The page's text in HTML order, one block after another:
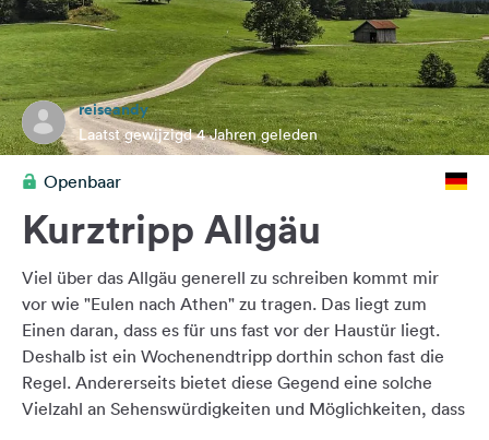
Registreren
Inloggen
Nieuwsbrief
Feedback
Taal:
Nederlands
ons
op
social
media
reiseandy
Laatst gewijzigd 4 Jahren geleden
Openbaar
Kurztripp Allgäu
Viel über das Allgäu generell zu schreiben kommt mir
vor wie "Eulen nach Athen" zu tragen. Das liegt zum
Einen daran, dass es für uns fast vor der Haustür liegt.
Deshalb ist ein Wochenendtripp dorthin schon fast die
Regel. Andererseits bietet diese Gegend eine solche
Vielzahl an Sehenswürdigkeiten und Möglichkeiten, dass